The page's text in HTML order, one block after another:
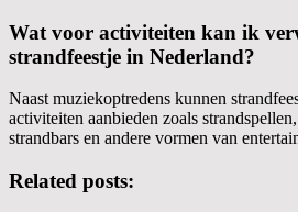
Wat voor activiteiten kan ik
strandfeestje in Nederland?
Naast muziekoptredens kunnen
activiteiten aanbieden zoals
strandbars en andere vormen van
Related posts: